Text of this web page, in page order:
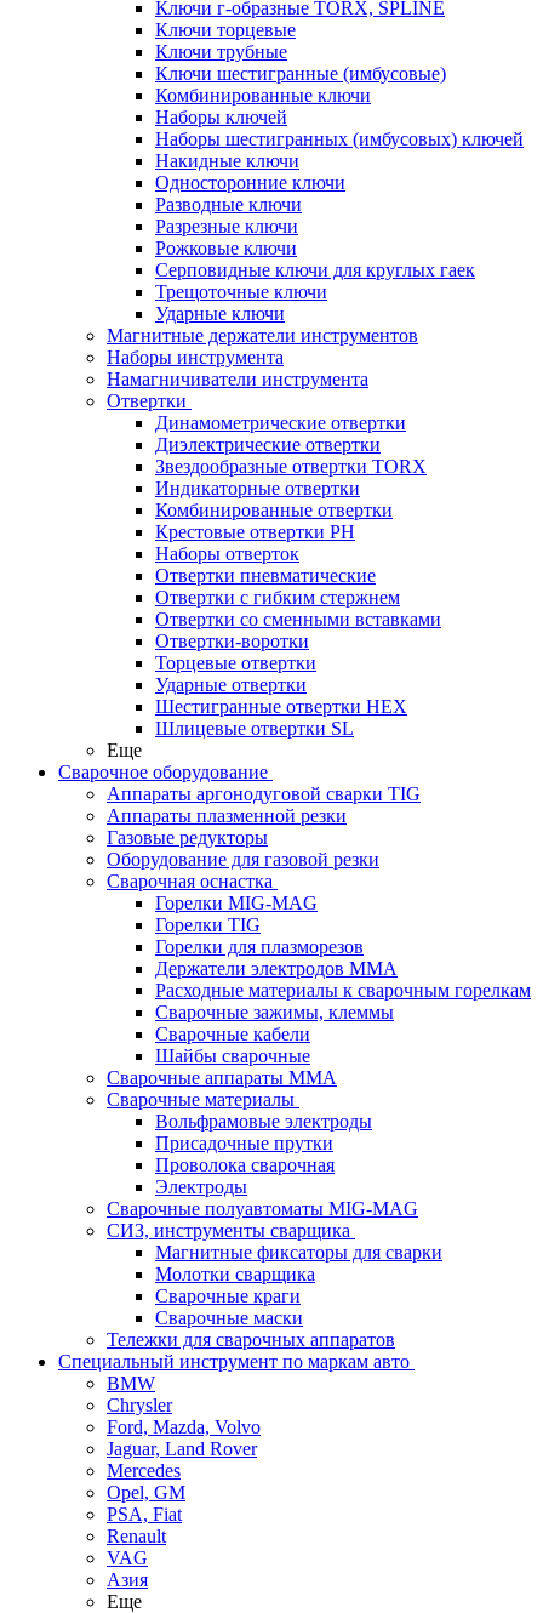
Ключи г-образные TORX, SPLINE
Ключи торцевые
Ключи трубные
Ключи шестигранные (имбусовые)
Комбинированные ключи
Наборы ключей
Наборы шестигранных (имбусовых) ключей
Накидные ключи
Односторонние ключи
Разводные ключи
Разрезные ключи
Рожковые ключи
Серповидные ключи для круглых гаек
Трещоточные ключи
Ударные ключи
Магнитные держатели инструментов
Наборы инструмента
Намагничиватели инструмента
Отвертки
Динамометрические отвертки
Диэлектрические отвертки
Звездообразные отвертки TORX
Индикаторные отвертки
Комбинированные отвертки
Крестовые отвертки PH
Наборы отверток
Отвертки пневматические
Отвертки с гибким стержнем
Отвертки со сменными вставками
Отвертки-воротки
Торцевые отвертки
Ударные отвертки
Шестигранные отвертки HEX
Шлицевые отвертки SL
Еще
Сварочное оборудование
Аппараты аргонодуговой сварки TIG
Аппараты плазменной резки
Газовые редукторы
Оборудование для газовой резки
Сварочная оснастка
Горелки MIG-MAG
Горелки TIG
Горелки для плазморезов
Держатели электродов ММА
Расходные материалы к сварочным горелкам
Сварочные зажимы, клеммы
Сварочные кабели
Шайбы сварочные
Сварочные аппараты MMA
Сварочные материалы
Вольфрамовые электроды
Присадочные прутки
Проволока сварочная
Электроды
Сварочные полуавтоматы MIG-MAG
СИЗ, инструменты сварщика
Магнитные фиксаторы для сварки
Молотки сварщика
Сварочные краги
Сварочные маски
Тележки для сварочных аппаратов
Специальный инструмент по маркам авто
BMW
Chrysler
Ford, Mazda, Volvo
Jaguar, Land Rover
Mercedes
Opel, GM
PSA, Fiat
Renault
VAG
Азия
Еще